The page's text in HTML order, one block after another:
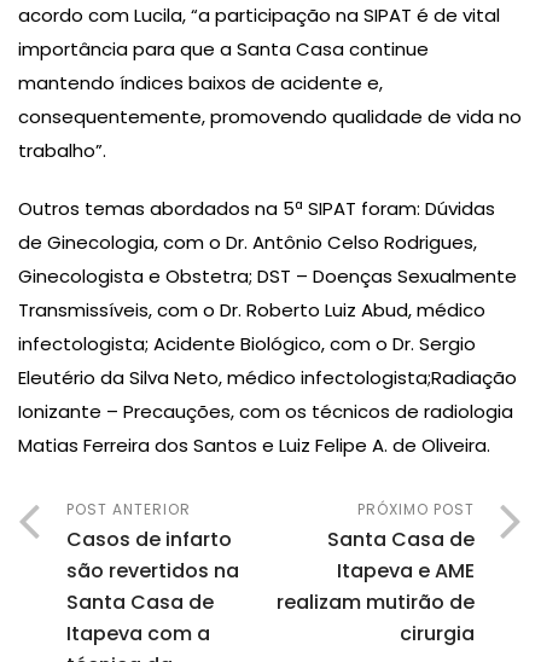
acordo com Lucila, “a participação na SIPAT é de vital
importância para que a Santa Casa continue
mantendo índices baixos de acidente e,
consequentemente, promovendo qualidade de vida no
trabalho”.
Outros temas abordados na 5ª SIPAT foram: Dúvidas
de Ginecologia, com o Dr. Antônio Celso Rodrigues,
Ginecologista e Obstetra; DST – Doenças Sexualmente
Transmissíveis, com o Dr. Roberto Luiz Abud, médico
infectologista; Acidente Biológico, com o Dr. Sergio
Eleutério da Silva Neto, médico infectologista;Radiação
Ionizante – Precauções, com os técnicos de radiologia
Matias Ferreira dos Santos e Luiz Felipe A. de Oliveira.
POST ANTERIOR
Casos de infarto
são revertidos na
Santa Casa de
Itapeva com a
PRÓXIMO POST
Santa Casa de
Itapeva e AME
realizam mutirão de
cirurgia